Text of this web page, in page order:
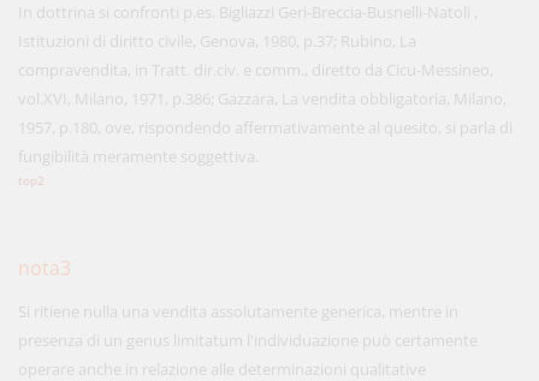
In dottrina si confronti p.es. Bigliazzi Geri-Breccia-Busnelli-Natoli ,
Istituzioni di diritto civile, Genova, 1980, p.37; Rubino, La
compravendita, in Tratt. dir.civ. e comm., diretto da Cicu-Messineo,
vol.XVI, Milano, 1971, p.386; Gazzara, La vendita obbligatoria, Milano,
1957, p.180, ove, rispondendo affermativamente al quesito, si parla di
fungibilità meramente soggettiva.
top2
nota3
Si ritiene nulla una vendita assolutamente generica, mentre in
presenza di un genus limitatum l'individuazione può certamente
operare anche in relazione alle determinazioni qualitative